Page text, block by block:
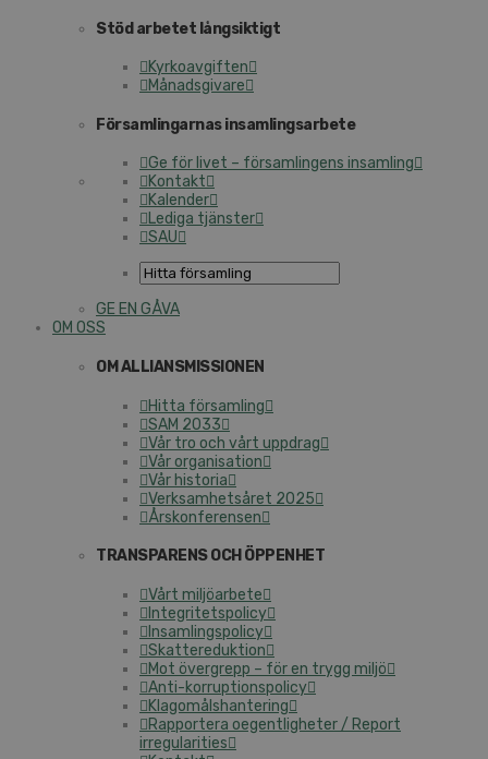
Stöd arbetet långsiktigt
Kyrkoavgiften
Månadsgivare
Församlingarnas insamlingsarbete
Ge för livet – församlingens insamling
Kontakt
Kalender
Lediga tjänster
SAU
GE EN GÅVA
OM OSS
OM ALLIANSMISSIONEN
Hitta församling
SAM 2033
Vår tro och vårt uppdrag
Vår organisation
Vår historia
Verksamhetsåret 2025
Årskonferensen
TRANSPARENS OCH ÖPPENHET
Vårt miljöarbete
Integritetspolicy
Insamlingspolicy
Skattereduktion
Mot övergrepp – för en trygg miljö
Anti-korruptionspolicy
Klagomålshantering
Rapportera oegentligheter / Report
irregularities